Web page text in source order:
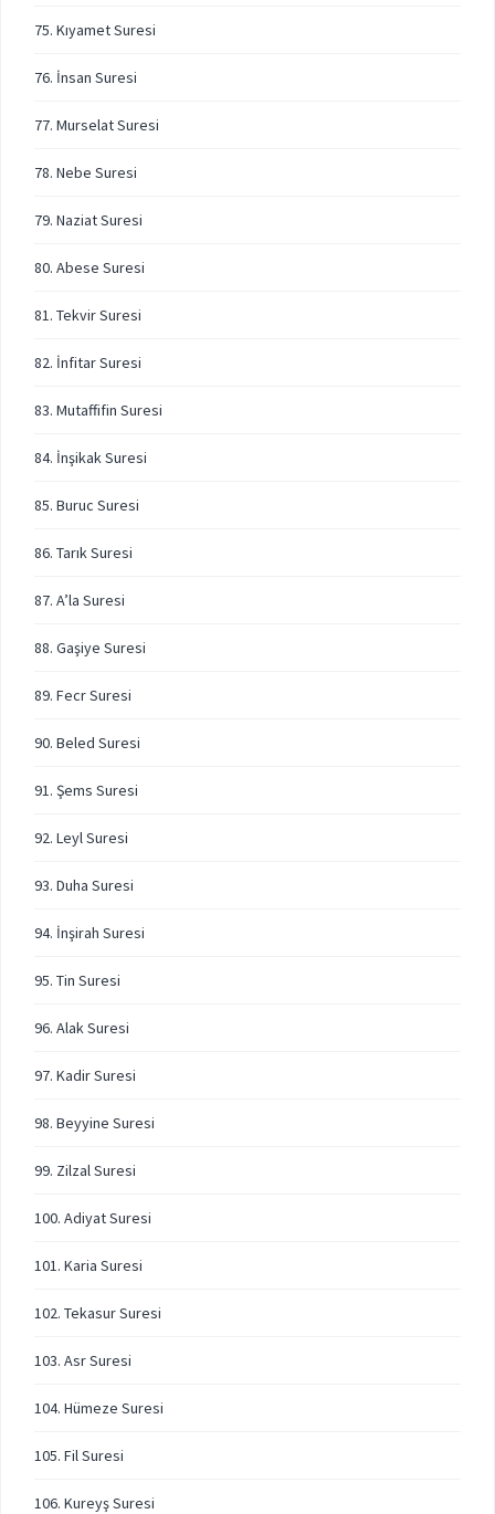
75. Kıyamet Suresi
76. İnsan Suresi
77. Murselat Suresi
78. Nebe Suresi
79. Naziat Suresi
80. Abese Suresi
81. Tekvir Suresi
82. İnfitar Suresi
83. Mutaffifin Suresi
84. İnşikak Suresi
85. Buruc Suresi
86. Tarık Suresi
87. A’la Suresi
88. Gaşiye Suresi
89. Fecr Suresi
90. Beled Suresi
91. Şems Suresi
92. Leyl Suresi
93. Duha Suresi
94. İnşirah Suresi
95. Tin Suresi
96. Alak Suresi
97. Kadir Suresi
98. Beyyine Suresi
99. Zilzal Suresi
100. Adiyat Suresi
101. Karia Suresi
102. Tekasur Suresi
103. Asr Suresi
104. Hümeze Suresi
105. Fil Suresi
106. Kureyş Suresi